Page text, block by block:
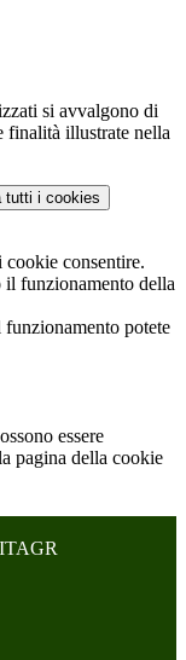
si avvalgono di
finalità illustrate nella
tutti i cookies
cookie consentire.
il funzionamento della
funzionamento potete
essere
pagina della cookie